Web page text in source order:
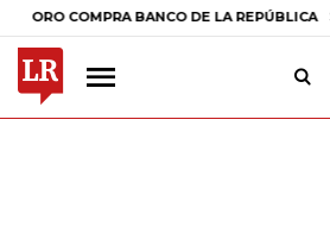
COMPRA BANCO DE LA REPÚBLICA $